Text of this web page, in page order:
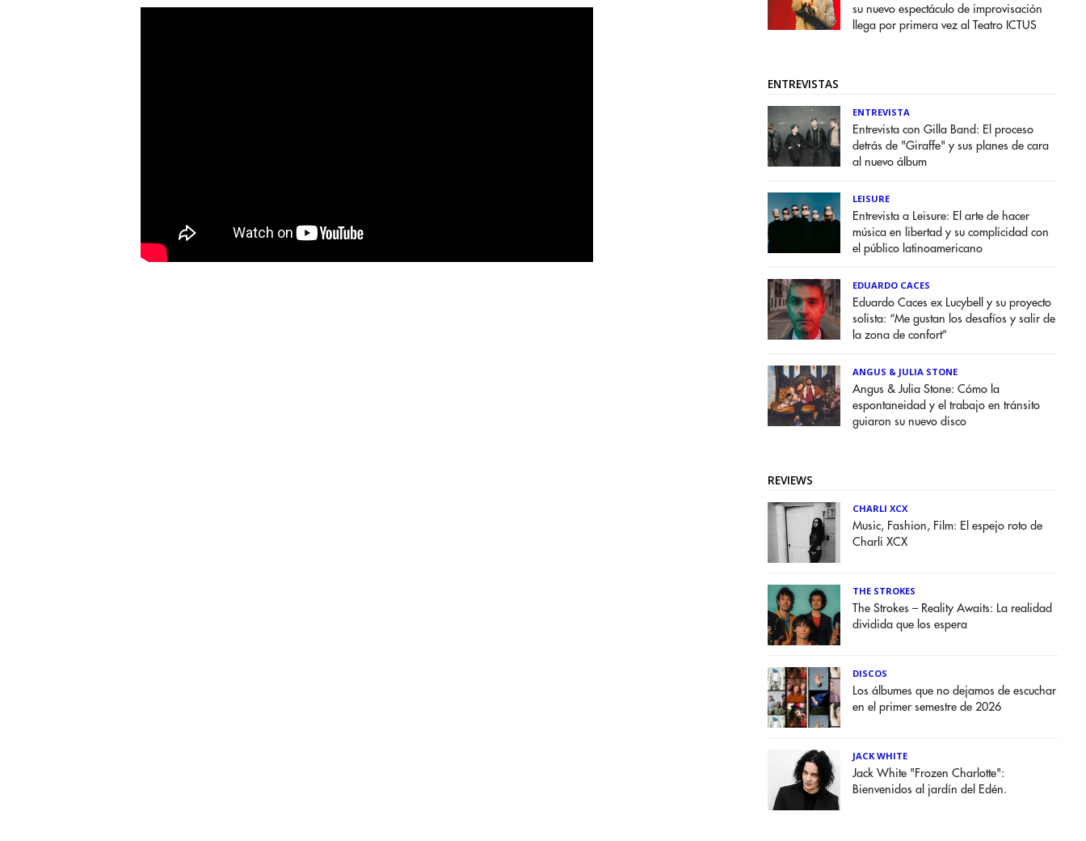
su nuevo espectáculo de improvisación
llega por primera vez al Teatro ICTUS
ENTREVISTAS
ENTREVISTA
Entrevista con Gilla Band: El proceso
detrás de "Giraffe" y sus planes de cara
al nuevo álbum
LEISURE
Entrevista a Leisure: El arte de hacer
música en libertad y su complicidad con
el público latinoamericano
EDUARDO CACES
Eduardo Caces ex Lucybell y su proyecto
solista: “Me gustan los desafíos y salir de
la zona de confort”
ANGUS & JULIA STONE
Angus & Julia Stone: Cómo la
espontaneidad y el trabajo en tránsito
guiaron su nuevo disco
REVIEWS
CHARLI XCX
Music, Fashion, Film: El espejo roto de
Charli XCX
THE STROKES
The Strokes – Reality Awaits: La realidad
dividida que los espera
DISCOS
Los álbumes que no dejamos de escuchar
en el primer semestre de 2026
JACK WHITE
Jack White "Frozen Charlotte":
Bienvenidos al jardín del Edén.